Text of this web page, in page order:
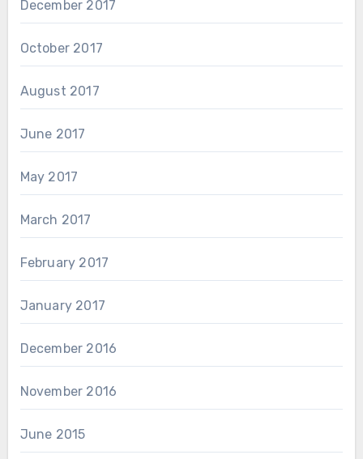
December 2017
October 2017
August 2017
June 2017
May 2017
March 2017
February 2017
January 2017
December 2016
November 2016
June 2015